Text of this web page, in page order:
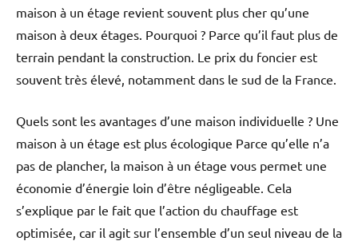
maison à un étage revient souvent plus cher qu’une
maison à deux étages. Pourquoi ? Parce qu’il faut plus de
terrain pendant la construction. Le prix du foncier est
souvent très élevé, notamment dans le sud de la France.
Quels sont les avantages d’une maison individuelle ? Une
maison à un étage est plus écologique Parce qu’elle n’a
pas de plancher, la maison à un étage vous permet une
économie d’énergie loin d’être négligeable. Cela
s’explique par le fait que l’action du chauffage est
optimisée, car il agit sur l’ensemble d’un seul niveau de la